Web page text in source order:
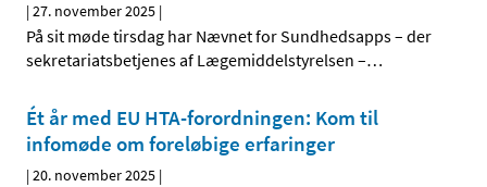
|27. november 2025 |
På sit møde tirsdag har Nævnet for Sundhedsapps – der
sekretariatsbetjenes af Lægemiddelstyrelsen –…
Ét år med EU HTA-forordningen: Kom til
infomøde om foreløbige erfaringer
|20. november 2025 |